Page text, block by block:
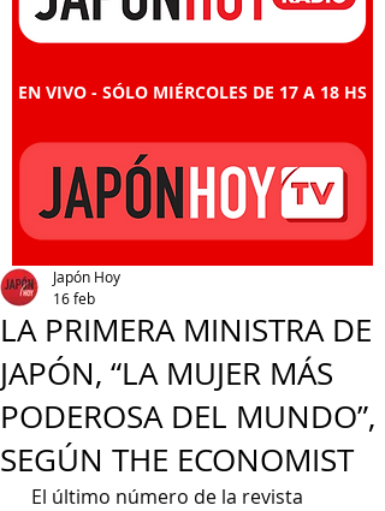
EN VIVO - SÓLO MIÉRCOLES DE 17 A 18 HS
LA PRIMERA MINISTRA DE
JAPÓN, “LA MUJER MÁS
PODEROSA DEL MUNDO”,
SEGÚN THE ECONOMIST
Japón Hoy
16 feb
El último número de la revista